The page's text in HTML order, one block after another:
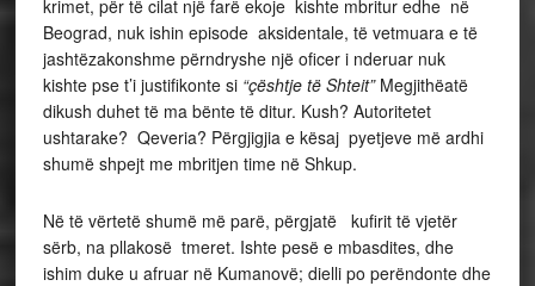
krimet, për të cilat një farë ekoje kishte mbritur edhe në
Beograd, nuk ishin episode aksidentale, të vetmuara e të
jashtëzakonshme përndryshe një oficer i nderuar nuk
kishte pse t’i justifikonte si “çështje të Shteit”Megjithëatë
dikush duhet të ma bënte të ditur. Kush? Autoritetet
ushtarake? Qeveria? Përgjigjia e kësaj pyetjeve më ardhi
shumë shpejt me mbritjen time në Shkup.
Në të vërtetë shumë më parë, përgjatë kufirit të vjetër
sërb, na pllakosë tmeret. Ishte pesë e mbasdites, dhe
ishim duke u afruar në Kumanovë; dielli po perëndonte dhe